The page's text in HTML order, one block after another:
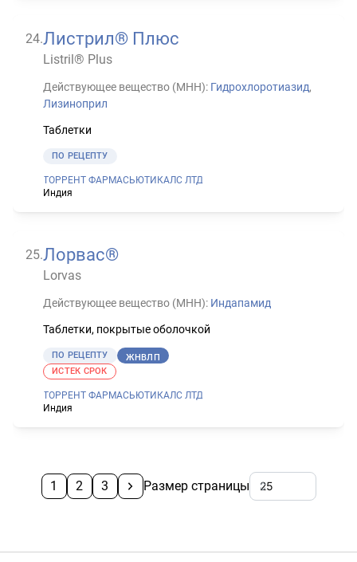
24.Листрил® Плюс
Listril® Plus
Действующее вещество (МНН): Гидрохлоротиазид,
Лизиноприл
Таблетки
ПО РЕЦЕПТУ
ТОРРЕНТ ФАРМАСЬЮТИКАЛС ЛТД
Индия
25.Лорвас®
Lorvas
Действующее вещество (МНН): Индапамид
Таблетки, покрытые оболочкой
ПО РЕЦЕПТУ ЖНВЛП
ТОРРЕНТ ФАРМАСЬЮТИКАЛС ЛТД
Индия
ИСТЕК СРОК
1 2 3 Размер страницы